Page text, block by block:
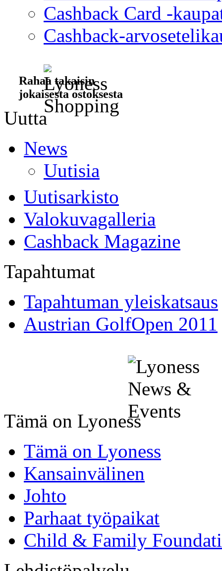
Cashback Card -
Cashback-
Rahaa takaisin
jokaisesta ostoksesta
Uutta
News
Uutisia
Uutisarkisto
Valokuvagalleria
Cashback Magazine
Tapahtumat
Tapahtuman yleiskatsaus
Austrian GolfOpen 2011
Tämä on Lyoness
Tämä on Lyoness
Kansainvälinen
Johto
Parhaat työpaikat
Child & Family